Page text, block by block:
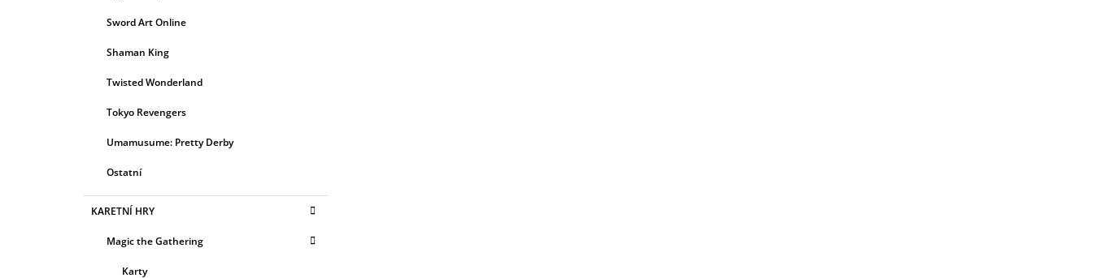
Sword Art Online
Shaman King
Twisted Wonderland
Tokyo Revengers
Umamusume: Pretty Derby
Ostatní
KARETNÍ HRY
Magic the Gathering
Karty